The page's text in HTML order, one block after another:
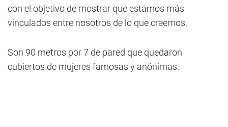
con el objetivo de mostrar que estamos más
vinculados entre nosotros de lo que creemos.
Son 90 metros por 7 de pared que quedaron
cubiertos de mujeres famosas y anónimas.